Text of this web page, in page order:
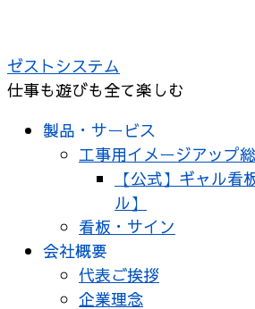
テ
ン
ゼストシステム
仕事も遊びも全て楽しむ
製品・サービス
工事用イメージアップ
【公式】ギャル看
ル】
看板・サイン
会社概要
代表ご挨拶
企業理念